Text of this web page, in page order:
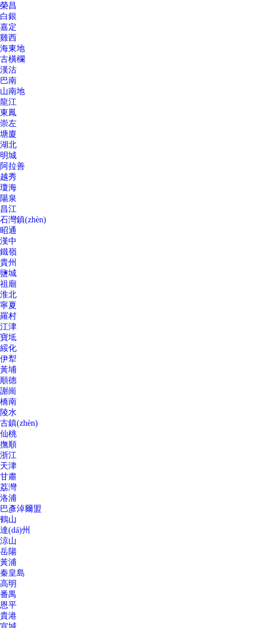
榮昌
白銀
嘉定
雞西
海東地
古橫欄
漢沽
巴南
山南地
龍江
東鳳
崇左
塘廈
湖北
明城
阿拉善
越秀
瓊海
陽泉
昌江
石灣鎮(zhèn)
昭通
漢中
鐵嶺
貴州
鹽城
祖廟
淮北
寧夏
羅村
江津
寶坻
綏化
伊犁
黃埔
順德
謝崗
橋南
陵水
古鎮(zhèn)
仙桃
撫順
浙江
天津
甘肅
荔灣
洛浦
巴彥淖爾盟
鶴山
達(dá)州
涼山
岳陽
黃浦
秦皇島
高明
番禺
恩平
貴港